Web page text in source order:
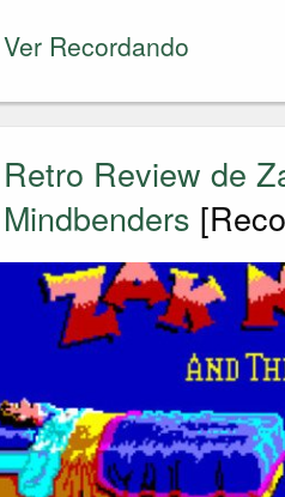
Ver Recordando
Retro Review de
Mindbenders